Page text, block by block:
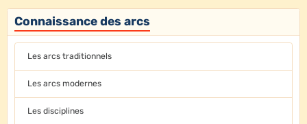
Connaissance des arcs
Les arcs traditionnels
Les arcs modernes
Les disciplines